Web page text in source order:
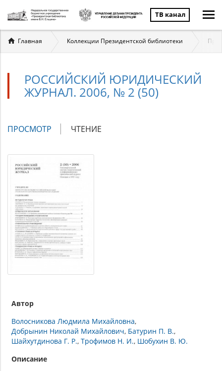
ТВ канал
Вы
здесь
Главная Коллекции Президентской библиотеки
РОССИЙСКИЙ ЮРИДИЧЕСКИЙ
ЖУРНАЛ. 2006, № 2 (50)
Главные
ПРОСМОТР (АКТИВНАЯ
ЧТЕНИЕ
Автор
Волосникова Людмила Михайловна
Добрынин Николай Михайлович Батурин П. В.
Шайхутдинова Г. Р. Трофимов Н. И. Шобухин В. Ю.
Описание